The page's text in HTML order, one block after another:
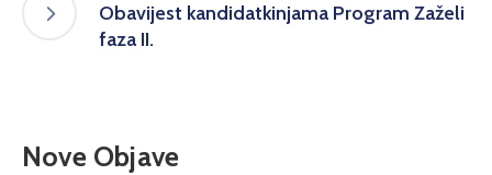
Obavijest kandidatkinjama Program Zaželi
faza II.
Nove Objave